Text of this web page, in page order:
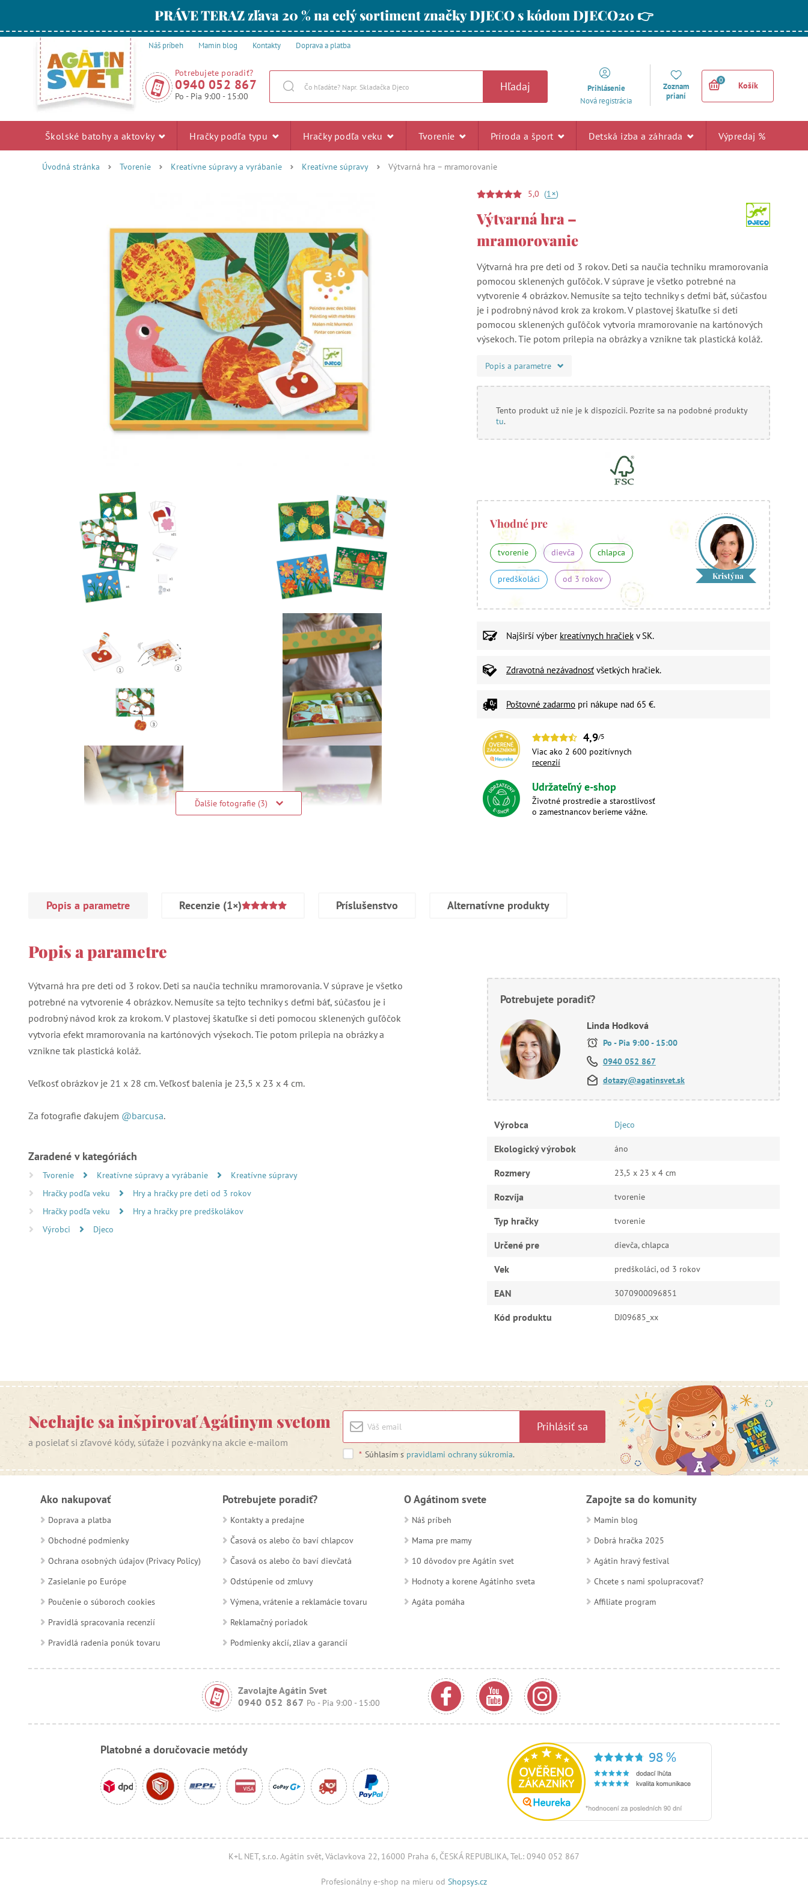
PRÁVE TERAZ zľava 20 % na celý sortiment značky DJECO s kódom DJECO20 👉
Náš príbeh Mamin blog Kontakty Doprava a platba
Potrebujete poradiť?
0940 052 867
Po - Pia 9:00 - 15:00
Hľadaj
Prihlásenie
Nová registrácia
Zoznam
prianí
0
Košík
Školské batohy a aktovky Hračky podľa typu Hračky podľa veku Tvorenie Príroda a šport Detská izba a záhrada Výpredaj %
Úvodná stránka Tvorenie Kreatívne súpravy a vyrábanie Kreatívne súpravy Výtvarná hra – mramorovanie
Ďalšie fotografie (3)
5,0 (1+)
Výtvarná hra –
mramorovanie
Výtvarná hra pre deti od 3 rokov. Deti sa naučia techniku mramorovania
pomocou sklenených guľôčok. V súprave je všetko potrebné na
vytvorenie 4 obrázkov. Nemusíte sa tejto techniky s deťmi báť, súčasťou
je i podrobný návod krok za krokom. V plastovej škatuľke si deti
pomocou sklenených guľôčok vytvoria mramorovanie na kartónových
výsekoch. Tie potom prilepia na obrázky a vznikne tak plastická koláž.
Popis a parametre
Tento produkt už nie je k dispozícii. Pozrite sa na podobné produkty
tu.
Vhodné pre
tvorenie dievča chlapca
predškoláci od 3 rokov Kristýna
Najširší výber kreatívnych hračiek v SK.
Zdravotná nezávadnosť všetkých hračiek.
Poštovné zadarmo pri nákupe nad 65 €.
4,9/5
Viac ako 2 600 pozitívnych
recenzií
Udržateľný e-shop
Životné prostredie a starostlivosť
o zamestnancov berieme vážne.
Popis a parametre Recenzie (1×) Príslušenstvo Alternatívne produkty
Popis a parametre
Výtvarná hra pre deti od 3 rokov. Deti sa naučia techniku mramorovania. V súprave je všetko
potrebné na vytvorenie 4 obrázkov. Nemusíte sa tejto techniky s deťmi báť, súčasťou je i
podrobný návod krok za krokom. V plastovej škatuľke si deti pomocou sklenených guľôčok
vytvoria efekt mramorovania na kartónových výsekoch. Tie potom prilepia na obrázky a
vznikne tak plastická koláž.
Veľkosť obrázkov je 21 x 28 cm. Veľkosť balenia je 23,5 x 23 x 4 cm.
Za fotografie ďakujem @barcusa.
Zaradené v kategóriách
Tvorenie Kreatívne súpravy a vyrábanie
Kreatívne súpravy
Hračky podľa veku
Hry a hračky pre deti od 3 rokov
Hračky podľa veku
Hry a hračky pre predškolákov
Výrobci
Djeco
Potrebujete poradiť?
Linda Hodková
Po - Pia 9:00 - 15:00
0940 052 867
dotazy@agatinsvet.sk
Výrobca Djeco
Ekologický výrobok áno
Rozmery 23,5 x 23 x 4 cm
Rozvíja tvorenie
Typ hračky tvorenie
Určené pre dievča, chlapca
Vek predškoláci, od 3 rokov
EAN 3070900096851
Kód produktu DJ09685_xx
Nechajte sa inšpirovať Agátinym svetom
a posielať si zľavové kódy, súťaže i pozvánky na akcie e-mailom
Prihlásiť sa
* Súhlasím s pravidlami ochrany súkromia.
Ako nakupovať
Doprava a platba
Obchodné podmienky
Ochrana osobných údajov (Privacy Policy)
Zasielanie po Európe
Poučenie o súboroch cookies
Pravidlá spracovania recenzií
Pravidlá radenia ponúk tovaru
Potrebujete poradiť?
Kontakty a predajne
Časová os alebo čo baví chlapcov
Časová os alebo čo baví dievčatá
Odstúpenie od zmluvy
Výmena, vrátenie a reklamácie tovaru
Reklamačný poriadok
Podmienky akcií, zliav a garancií
O Agátinom svete
Náš príbeh
Mama pre mamy
10 dôvodov pre Agátin svet
Hodnoty a korene Agátinho sveta
Agáta pomáha
Zapojte sa do komunity
Mamin blog
Dobrá hračka 2025
Agátin hravý festival
Chcete s nami spolupracovať?
Affiliate program
Zavolajte Agátin Svet
0940 052 867 Po - Pia 9:00 - 15:00
Platobné a doručovacie metódy
K+L NET, s.r.o. Agátin svět, Václavkova 22, 16000 Praha 6, ČESKÁ REPUBLIKA, Tel.: 0940 052 867
Profesionálny e-shop na mieru od Shopsys.cz